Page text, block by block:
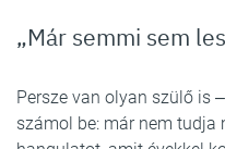
„Már semmi sem
Persze van olyan szülő is
számol be: már nem tudja